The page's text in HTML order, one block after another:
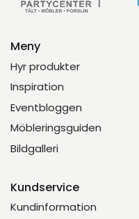
Meny
Hyr produkter
Inspiration
Eventbloggen
Möbleringsguiden
Bildgalleri
Kundservice
Kundinformation